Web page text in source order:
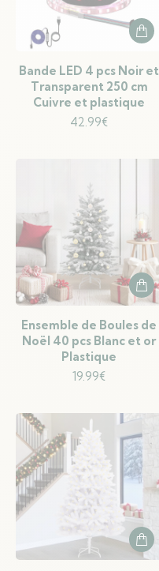
Bande LED 4 pcs Noir et
Transparent 250 cm
Cuivre et plastique
42.99€
Ensemble de Boules de
Noël 40 pcs Blanc et or
Plastique
19.99€